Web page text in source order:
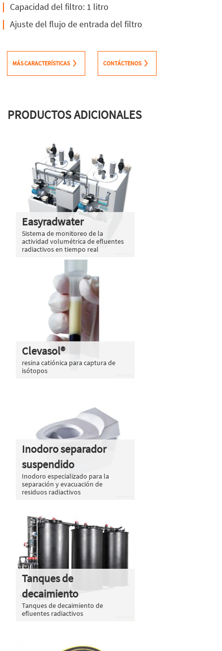
Capacidad del filtro: 1 litro
Ajuste del flujo de entrada del filtro
MÁS CARACTERÍSTICAS CONTÁCTENOS
PRODUCTOS ADICIONALES
Easyradwater
Sistema de monitoreo de la
actividad volumétrica de efluentes
radiactivos en tiempo real
Clevasol®
resina catiónica para captura de
isótopos
Inodoro separador
suspendido
Inodoro especializado para la
separación y evacuación de
residuos radiactivos
Tanques de
decaimiento
Tanques de decaimiento de
efluentes radiactivos